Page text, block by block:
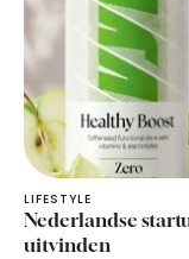
LIFESTYLE
Nederlandse
uitvinden